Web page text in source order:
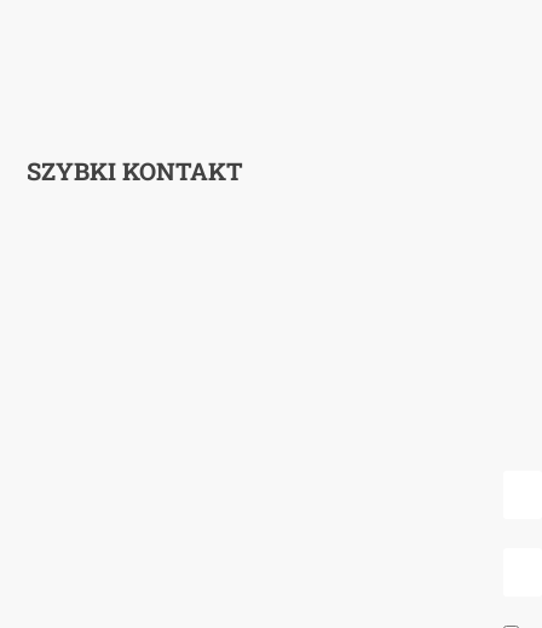
SZYBKI KONTAKT